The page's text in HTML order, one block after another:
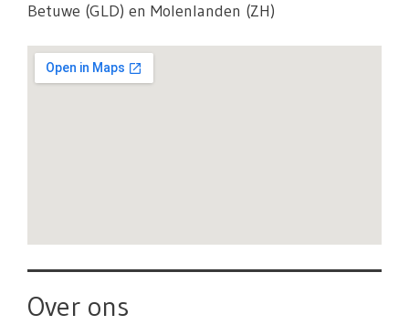
Betuwe (GLD) en Molenlanden (ZH)
Over ons